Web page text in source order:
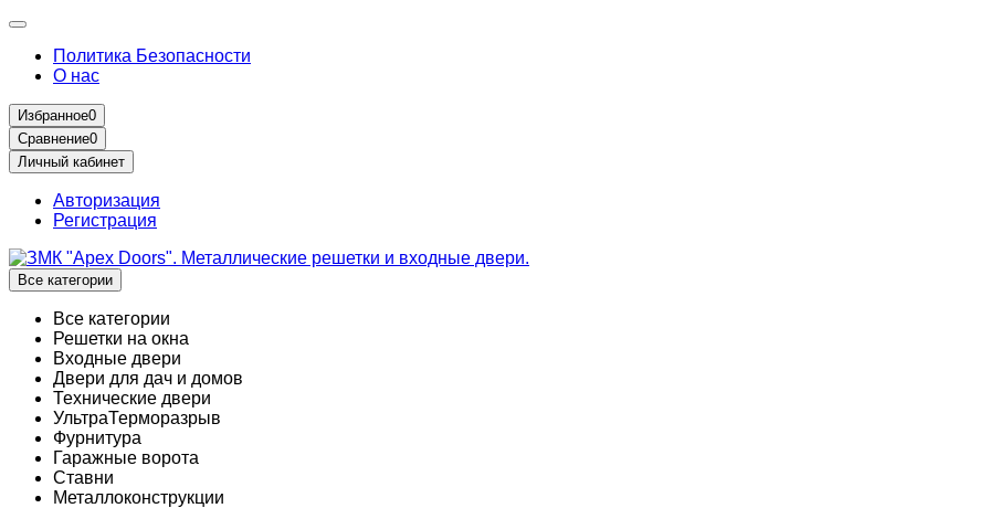
Политика Безопасности
О нас
Избранное0
Сравнение0
Личный кабинет
Авторизация
Регистрация
Все категории
Все категории
Решетки на окна
Входные двери
Двери для дач и домов
Технические двери
УльтраТерморазрыв
Фурнитура
Гаражные ворота
Ставни
Металлоконструкции